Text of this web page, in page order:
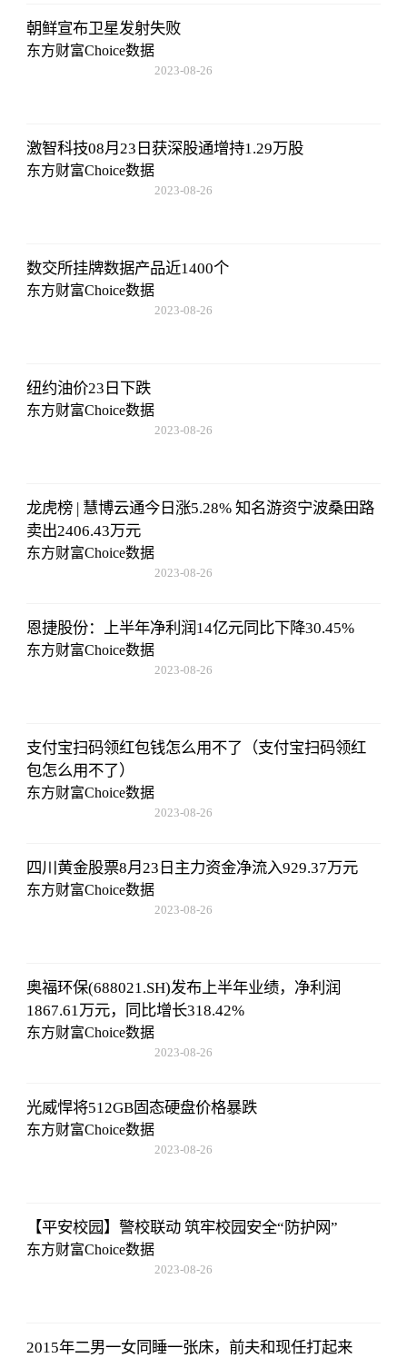
朝鲜宣布卫星发射失败
东方财富Choice数据
2023-08-26
激智科技08月23日获深股通增持1.29万股
东方财富Choice数据
2023-08-26
数交所挂牌数据产品近1400个
东方财富Choice数据
2023-08-26
纽约油价23日下跌
东方财富Choice数据
2023-08-26
龙虎榜 | 慧博云通今日涨5.28% 知名游资宁波桑田路
卖出2406.43万元
东方财富Choice数据
2023-08-26
恩捷股份：上半年净利润14亿元同比下降30.45%
东方财富Choice数据
2023-08-26
支付宝扫码领红包钱怎么用不了（支付宝扫码领红
包怎么用不了）
东方财富Choice数据
2023-08-26
四川黄金股票8月23日主力资金净流入929.37万元
东方财富Choice数据
2023-08-26
奥福环保(688021.SH)发布上半年业绩，净利润
1867.61万元，同比增长318.42%
东方财富Choice数据
2023-08-26
光威悍将512GB固态硬盘价格暴跌
东方财富Choice数据
2023-08-26
【平安校园】警校联动 筑牢校园安全“防护网”
东方财富Choice数据
2023-08-26
2015年二男一女同睡一张床，前夫和现任打起来